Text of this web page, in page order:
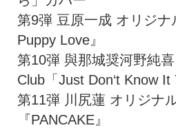
第9弾 豆原一成 オリジナ
Puppy Love』
第10弾 與那城奨河野純
Club「Just Don‘t Know It
第11弾 川尻蓮 オリジナ
『PANCAKE』